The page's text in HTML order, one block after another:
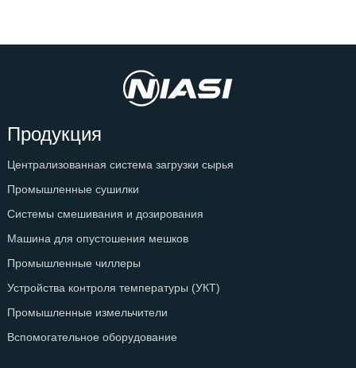
Продукция
Централизованная система загрузки сырья
Промышленные сушилки
Системы смешивания и дозирования
Машина для опустошения мешков
Промышленные чиллеры
Устройства контроля температуры (УКТ)
Промышленные измельчители
Вспомогательное оборудование